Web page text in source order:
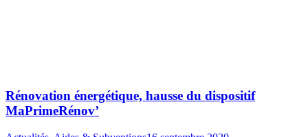
Rénovation énergétique, hausse du dispositif
MaPrimeRénov’